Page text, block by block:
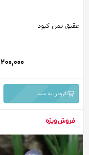
عقیق یمن کبود
200,000
افزودن به سبد